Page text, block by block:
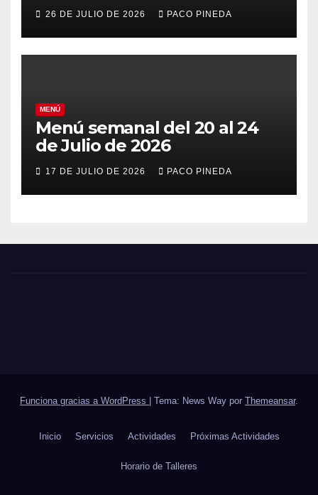
26 DE JULIO DE 2026 PACO PINEDA
MENÚ
Menú semanal del 20 al 24
de Julio de 2026
17 DE JULIO DE 2026 PACO PINEDA
Funciona gracias a WordPress Tema: News Way por Themeansar.
Inicio Servicios Actividades Próximas Actividades
Horario de Talleres